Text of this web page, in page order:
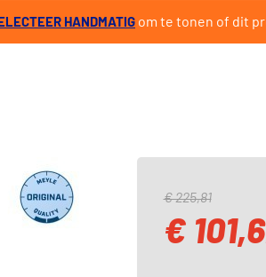
HANDMATIG om te tonen of dit
€ 225,81
€